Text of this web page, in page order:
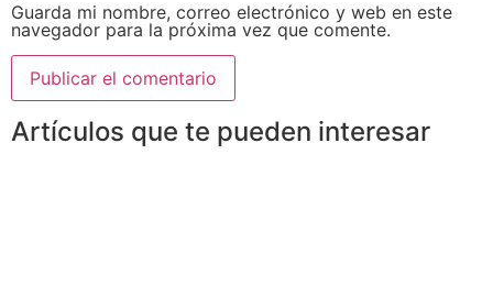
Guarda mi nombre, correo electrónico y web en este
navegador para la próxima vez que comente.
Artículos que te pueden interesar